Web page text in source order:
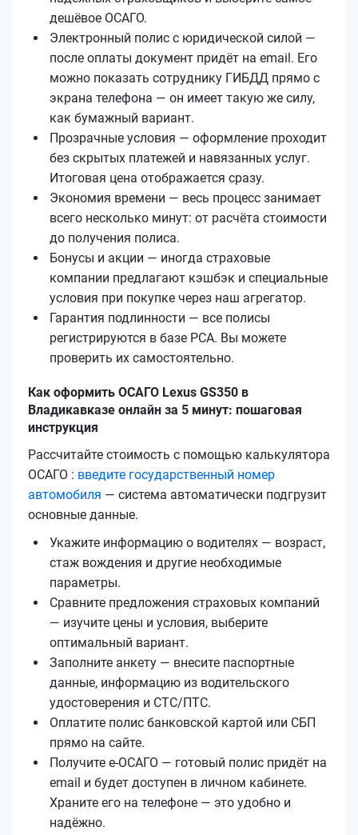
дешёвое ОСАГО.
Электронный полис с юридической силой —
после оплаты документ придёт на email. Его
можно показать сотруднику ГИБДД прямо с
экрана телефона — он имеет такую же силу,
как бумажный вариант.
Прозрачные условия — оформление проходит
без скрытых платежей и навязанных услуг.
Итоговая цена отображается сразу.
Экономия времени — весь процесс занимает
всего несколько минут: от расчёта стоимости
до получения полиса.
Бонусы и акции — иногда страховые
компании предлагают кэшбэк и специальные
условия при покупке через наш агрегатор.
Гарантия подлинности — все полисы
регистрируются в базе РСА. Вы можете
проверить их самостоятельно.
Как оформить ОСАГО Lexus GS350 в
Владикавказе онлайн за 5 минут: пошаговая
инструкция
Рассчитайте стоимость с помощью калькулятора
ОСАГО : введите государственный номер
автомобиля — система автоматически подгрузит
основные данные.
Укажите информацию о водителях — возраст,
стаж вождения и другие необходимые
параметры.
Сравните предложения страховых компаний
— изучите цены и условия, выберите
оптимальный вариант.
Заполните анкету — внесите паспортные
данные, информацию из водительского
удостоверения и СТС/ПТС.
Оплатите полис банковской картой или СБП
прямо на сайте.
Получите е‑ОСАГО — готовый полис придёт на
email и будет доступен в личном кабинете.
Храните его на телефоне — это удобно и
надёжно.